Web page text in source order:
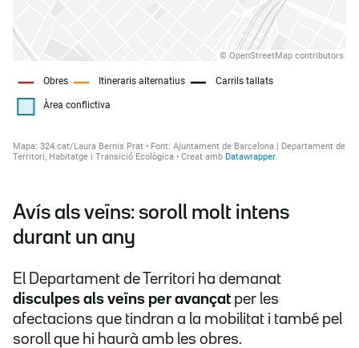
Avís als veïns: soroll molt intens
durant un any
El Departament de Territori ha demanat
disculpes als veïns per avançat per les
afectacions que tindran a la mobilitat i també pel
soroll que hi haurà amb les obres.